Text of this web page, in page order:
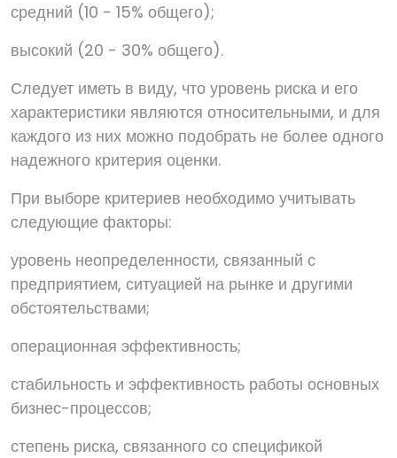
средний (10 - 15% общего);
высокий (20 - 30% общего).
Следует иметь в виду, что уровень риска и его
характеристики являются относительными, и для
каждого из них можно подобрать не более одного
надежного критерия оценки.
При выборе критериев необходимо учитывать
следующие факторы:
уровень неопределенности, связанный с
предприятием, ситуацией на рынке и другими
обстоятельствами;
операционная эффективность;
стабильность и эффективность работы основных
бизнес-процессов;
степень риска, связанного со спецификой